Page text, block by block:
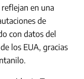
en una
de
con datos del
los EUA, gracias